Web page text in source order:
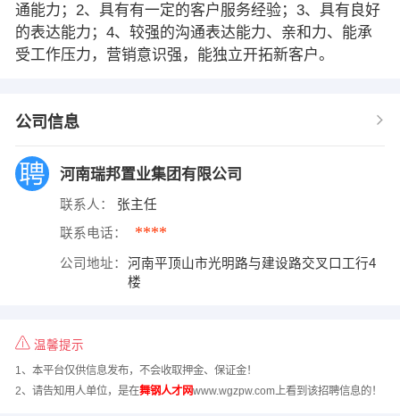
通能力；2、具有有一定的客户服务经验；3、具有良好
的表达能力；4、较强的沟通表达能力、亲和力、能承
受工作压力，营销意识强，能独立开拓新客户。
公司信息
河南瑞邦置业集团有限公司
联系人： 张主任
联系电话： ****
公司地址：
河南平顶山市光明路与建设路交叉口工行4
楼
温馨提示
1、本平台仅供信息发布，不会收取押金、保证金！
2、请告知用人单位，是在舞钢人才网www.wgzpw.com上看到该招聘信息的！